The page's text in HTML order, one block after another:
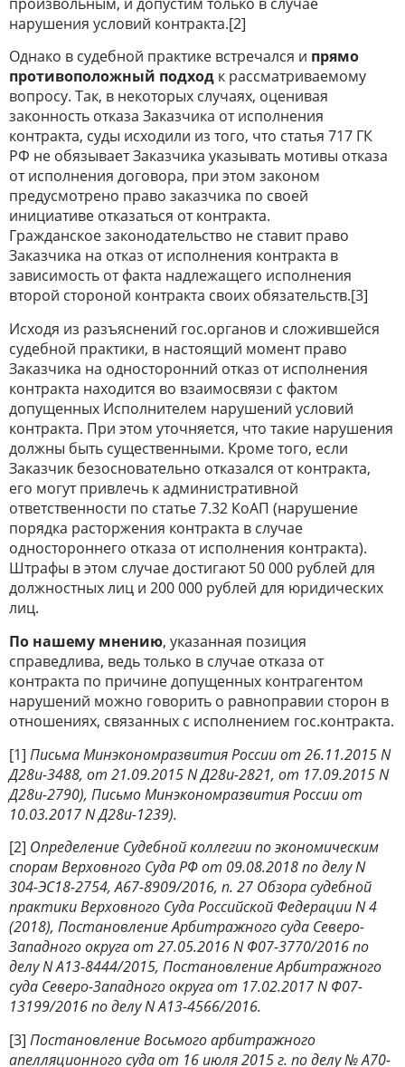
нарушения условий контракта.[2]
Однако в судебной практике встречался и прямо
противоположный подход к рассматриваемому
вопросу. Так, в некоторых случаях, оценивая
законность отказа Заказчика от исполнения
контракта, суды исходили из того, что статья 717 ГК
РФ не обязывает Заказчика указывать мотивы отказа
от исполнения договора, при этом законом
предусмотрено право заказчика по своей
инициативе отказаться от контракта.
Гражданское законодательство не ставит право
Заказчика на отказ от исполнения контракта в
зависимость от факта надлежащего исполнения
второй стороной контракта своих обязательств.[3]
Исходя из разъяснений гос.органов и сложившейся
судебной практики, в настоящий момент право
Заказчика на односторонний отказ от исполнения
контракта находится во взаимосвязи с фактом
допущенных Исполнителем нарушений условий
контракта. При этом уточняется, что такие нарушения
должны быть существенными. Кроме того, если
Заказчик безосновательно отказался от контракта,
его могут привлечь к административной
ответственности по статье 7.32 КоАП (нарушение
порядка расторжения контракта в случае
одностороннего отказа от исполнения контракта).
Штрафы в этом случае достигают 50 000 рублей для
должностных лиц и 200 000 рублей для юридических
лиц.
По нашему мнению, указанная позиция
справедлива, ведь только в случае отказа от
контракта по причине допущенных контрагентом
нарушений можно говорить о равноправии сторон в
отношениях, связанных с исполнением гос.контракта.
[1] Письма Минэкономразвития России от 26.11.2015 N
Д28и-3488, от 21.09.2015 N Д28и-2821, от 17.09.2015 N
Д28и-2790), Письмо Минэкономразвития России от
10.03.2017 N Д28и-1239).
[2] Определение Судебной коллегии по экономическим
спорам Верховного Суда РФ от 09.08.2018 по делу N
304-ЭС18-2754, А67-8909/2016, п. 27 Обзора судебной
практики Верховного Суда Российской Федерации N 4
(2018), Постановление Арбитражного суда Северо-
Западного округа от 27.05.2016 N Ф07-3770/2016 по
делу N А13-8444/2015, Постановление Арбитражного
суда Северо-Западного округа от 17.02.2017 N Ф07-
13199/2016 по делу N А13-4566/2016.
[3] Постановление Восьмого арбитражного
апелляционного суда от 16 июля 2015 г. по делу № А70-